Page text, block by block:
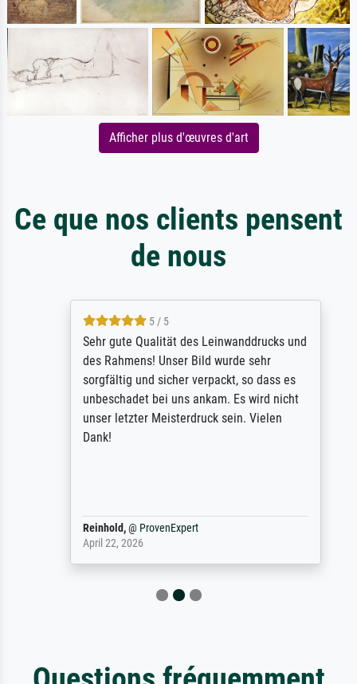
Afficher plus d'œuvres d'art
Ce que nos clients pensent
de nous
5 / 5
Sehr gute Qualität des Leinwanddrucks und
des Rahmens! Unser Bild wurde sehr
sorgfältig und sicher verpackt, so dass es
unbeschadet bei uns ankam. Es wird nicht
unser letzter Meisterdruck sein. Vielen
Dank!
Reinhold,@ProvenExpert
April 22, 2026